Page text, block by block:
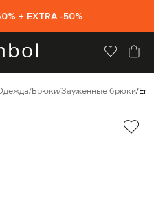
+ EXTRA -50%
Брюки Зауженные брюки